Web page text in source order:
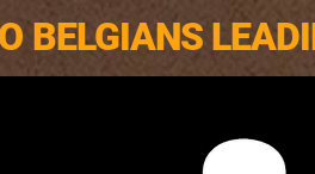
BELGIANS